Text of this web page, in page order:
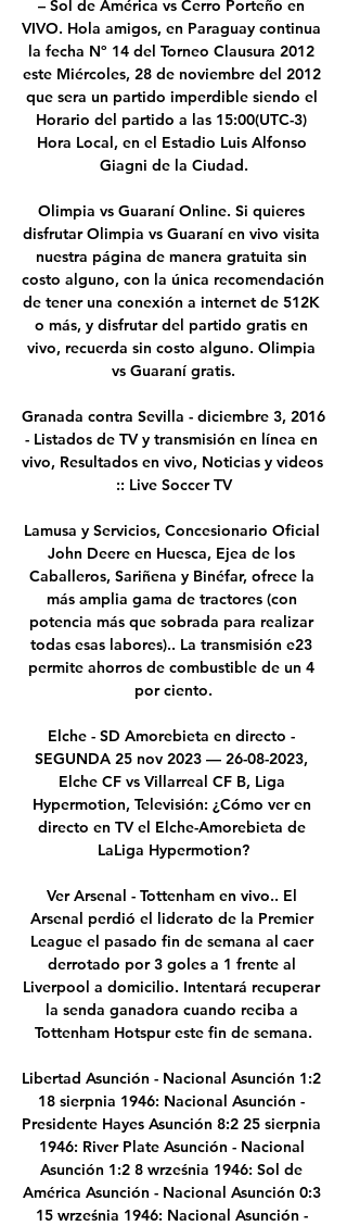
– Sol de América vs Cerro Porteño en
VIVO. Hola amigos, en Paraguay continua
la fecha Nº 14 del Torneo Clausura 2012
este Miércoles, 28 de noviembre del 2012
que sera un partido imperdible siendo el
Horario del partido a las 15:00(UTC-3)
Hora Local, en el Estadio Luis Alfonso
Giagni de la Ciudad.
Olimpia vs Guaraní Online. Si quieres
disfrutar Olimpia vs Guaraní en vivo visita
nuestra página de manera gratuita sin
costo alguno, con la única recomendación
de tener una conexión a internet de 512K
o más, y disfrutar del partido gratis en
vivo, recuerda sin costo alguno. Olimpia
vs Guaraní gratis.
Granada contra Sevilla - diciembre 3, 2016
- Listados de TV y transmisión en línea en
vivo, Resultados en vivo, Noticias y videos
:: Live Soccer TV
Lamusa y Servicios, Concesionario Oficial
John Deere en Huesca, Ejea de los
Caballeros, Sariñena y Binéfar, ofrece la
más amplia gama de tractores (con
potencia más que sobrada para realizar
todas esas labores).. La transmisión e23
permite ahorros de combustible de un 4
por ciento.
Elche - SD Amorebieta en directo -
SEGUNDA 25 nov 2023 — 26-08-2023,
Elche CF vs Villarreal CF B, Liga
Hypermotion, Televisión: ¿Cómo ver en
directo en TV el Elche-Amorebieta de
LaLiga Hypermotion?
Ver Arsenal - Tottenham en vivo.. El
Arsenal perdió el liderato de la Premier
League el pasado fin de semana al caer
derrotado por 3 goles a 1 frente al
Liverpool a domicilio. Intentará recuperar
la senda ganadora cuando reciba a
Tottenham Hotspur este fin de semana.
Libertad Asunción - Nacional Asunción 1:2
18 sierpnia 1946: Nacional Asunción -
Presidente Hayes Asunción 8:2 25 sierpnia
1946: River Plate Asunción - Nacional
Asunción 1:2 8 września 1946: Sol de
América Asunción - Nacional Asunción 0:3
15 września 1946: Nacional Asunción -